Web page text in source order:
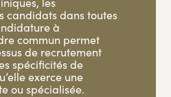
candidats dans toutes
à
commun permet
de recrutement
spécificités de
exerce une
ou spécialisée.